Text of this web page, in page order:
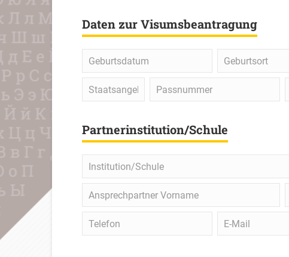
Daten zur Visumsbeantragung
Geburtsdatum Geburtsort
StaatsangehörigkeitPassnummer
Partnerinstitution/Schule
Institution/Schule
Ansprechpartner
Vorname
Telefon
E-
Mail